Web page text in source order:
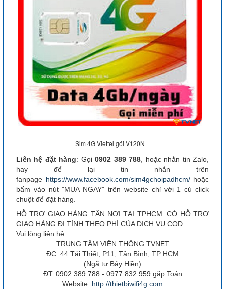
Sim 4G Viettel gói V120N
Liên hệ đặt hàng: Gọi0902 389 788 , hoặc nhắn tin Zalo,
hay để lại tin nhắn trên
fanpage https://www.facebook.com/sim4gchoipadhcm/hoặc
bấm vào nút "MUA NGAY" trên website chỉ với 1 cú click
chuột để đặt hàng.
HỖ TRỢ GIAO HÀNG TẬN NƠI TẠI TPHCM. CÓ HỖ TRỢ
GIAO HÀNG ĐI TỈNH THEO PHÍ CỦA DỊCH VỤ COD.
Vui lòng liên hệ:
TRUNG TÂM VIÊN THÔNG TVNET
ĐC: 44 Tái Thiết, P11, Tân Bình, TP HCM
(Ngã tư Bảy Hiền)
ĐT: 0902 389 788 - 0977 832 959 gặp Toán
Website: http://thietbiwifi4g.com